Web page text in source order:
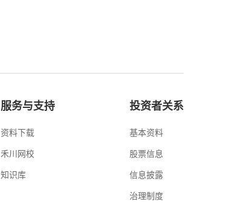
服务与支持
资料下载
禾川网校
知识库
投资者关系
基本资料
股票信息
信息披露
治理制度